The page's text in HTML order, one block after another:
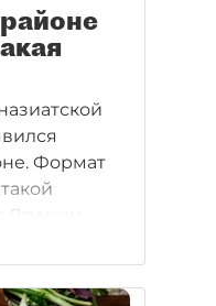
Формат
Японии.